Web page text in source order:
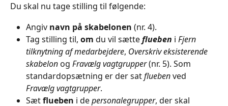
Du skal nu tage stilling til følgende:
Angiv navn på skabelonen (nr. 4).
Tag stilling til, om du vil sætte flueben i Fjern
tilknytning af medarbejdere, Overskriv eksisterende
skabelon og Fravælg vagtgrupper (nr. 5). Som
standardopsætning er der sat flueben ved
Fravælg vagtgrupper.
Sæt flueben i de personalegrupper, der skal